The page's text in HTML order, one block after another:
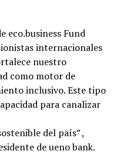
eco.business Fund
internacionales
nuestro
como motor de
inclusivo. Este tipo
para canalizar
del país” ,
de ueno bank.